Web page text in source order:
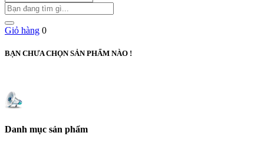
Giỏ hàng 0
BẠN CHƯA CHỌN SẢN PHẨM NÀO !
Danh mục sản phẩm